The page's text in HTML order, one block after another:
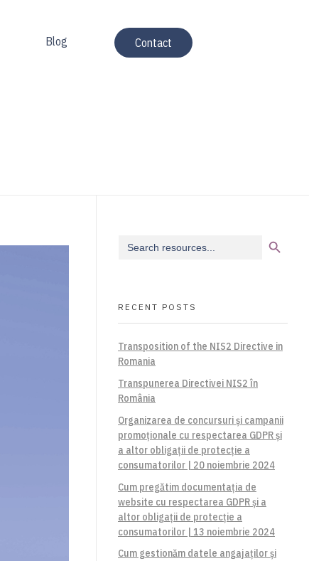
Blog Contact
for:
RECENT POSTS
Transposition of the NIS2 Directive in
Romania
Transpunerea Directivei NIS2 în
România
Organizarea de concursuri și campanii
promoționale cu respectarea GDPR și
a altor obligații de protecție a
consumatorilor | 20 noiembrie 2024
Cum pregătim documentația de
website cu respectarea GDPR și a
altor obligații de protecție a
consumatorilor | 13 noiembrie 2024
Cum gestionăm datele angajaților și